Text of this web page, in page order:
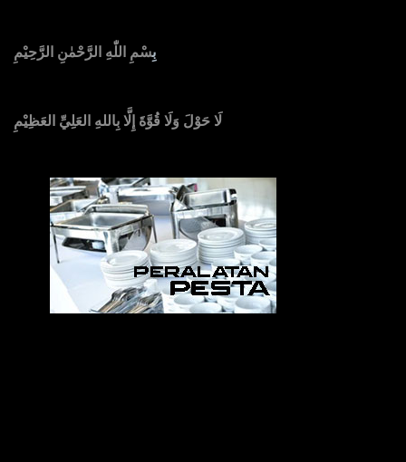
بِسْمِ اللّٰهِ الرَّحْمٰنِ الرَّحِيْمِ
لَا حَوْلَ وَلَا قُوَّةَ إِلَّا بِاللهِ العَلِيِّ العَظِيْمِ